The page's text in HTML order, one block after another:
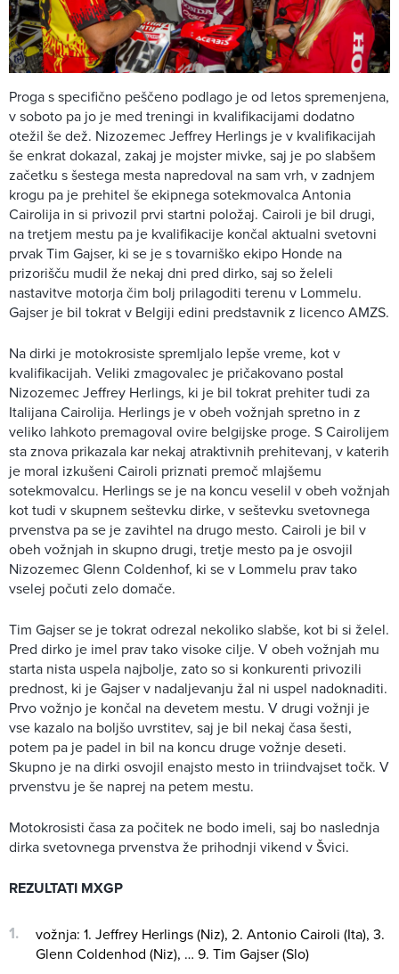
Proga s specifično peščeno podlago je od letos spremenjena,
v soboto pa jo je med treningi in kvalifikacijami dodatno
otežil še dež. Nizozemec Jeffrey Herlings je v kvalifikacijah
še enkrat dokazal, zakaj je mojster mivke, saj je po slabšem
začetku s šestega mesta napredoval na sam vrh, v zadnjem
krogu pa je prehitel še ekipnega sotekmovalca Antonia
Cairolija in si privozil prvi startni položaj. Cairoli je bil drugi,
na tretjem mestu pa je kvalifikacije končal aktualni svetovni
prvak Tim Gajser, ki se je s tovarniško ekipo Honde na
prizorišču mudil že nekaj dni pred dirko, saj so želeli
nastavitve motorja čim bolj prilagoditi terenu v Lommelu.
Gajser je bil tokrat v Belgiji edini predstavnik z licenco AMZS.
Na dirki je motokrosiste spremljalo lepše vreme, kot v
kvalifikacijah. Veliki zmagovalec je pričakovano postal
Nizozemec Jeffrey Herlings, ki je bil tokrat prehiter tudi za
Italijana Cairolija. Herlings je v obeh vožnjah spretno in z
veliko lahkoto premagoval ovire belgijske proge. S Cairolijem
sta znova prikazala kar nekaj atraktivnih prehitevanj, v katerih
je moral izkušeni Cairoli priznati premoč mlajšemu
sotekmovalcu. Herlings se je na koncu veselil v obeh vožnjah
kot tudi v skupnem seštevku dirke, v seštevku svetovnega
prvenstva pa se je zavihtel na drugo mesto. Cairoli je bil v
obeh vožnjah in skupno drugi, tretje mesto pa je osvojil
Nizozemec Glenn Coldenhof, ki se v Lommelu prav tako
vselej počuti zelo domače.
Tim Gajser se je tokrat odrezal nekoliko slabše, kot bi si želel.
Pred dirko je imel prav tako visoke cilje. V obeh vožnjah mu
starta nista uspela najbolje, zato so si konkurenti privozili
prednost, ki je Gajser v nadaljevanju žal ni uspel nadoknaditi.
Prvo vožnjo je končal na devetem mestu. V drugi vožnji je
vse kazalo na boljšo uvrstitev, saj je bil nekaj časa šesti,
potem pa je padel in bil na koncu druge vožnje deseti.
Skupno je na dirki osvojil enajsto mesto in triindvajset točk. V
prvenstvu je še naprej na petem mestu.
Motokrosisti časa za počitek ne bodo imeli, saj bo naslednja
dirka svetovnega prvenstva že prihodnji vikend v Švici.
REZULTATI MXGP
vožnja: 1. Jeffrey Herlings (Niz), 2. Antonio Cairoli (Ita), 3.
Glenn Coldenhod (Niz), … 9. Tim Gajser (Slo)